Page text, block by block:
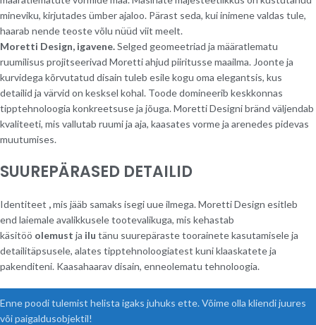
mineviku, kirjutades ümber ajaloo. Pärast seda, kui inimene valdas tule,
haarab nende teoste võlu nüüd viit meelt.
Moretti Design, igavene.Selged geomeetriad ja määratlematu
ruumilisus projitseerivad Moretti ahjud piiritusse maailma. Joonte ja
kurvidega kõrvutatud disain tuleb esile kogu oma elegantsis, kus
detailid ja värvid on kesksel kohal. Toode domineerib keskkonnas
tipptehnoloogia konkreetsuse ja jõuga. Moretti Designi bränd väljendab
kvaliteeti, mis vallutab ruumi ja aja, kaasates vorme ja arenedes pidevas
muutumises.
SUUREPÄRASED DETAILID
Identiteet ,mis jääb samaks isegi uue ilmega. Moretti Design esitleb
end laiemale avalikkusele tootevalikuga, mis kehastab
käsitöö olemust ja ilu tänu suurepäraste toorainete kasutamisele ja
detailitäpsusele, alates tipptehnoloogiatest kuni klaaskatete ja
pakenditeni. Kaasahaarav disain, enneolematu tehnoloogia.
Enne poodi tulemist helista igaks juhuks ette. Võime olla kliendi juures
või paigaldusobjektil!